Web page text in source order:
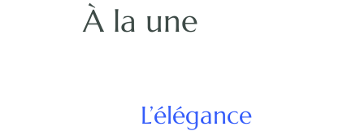
À la une
L’élégance